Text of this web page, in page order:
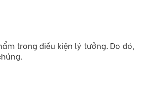
trong điều kiện lý tưởng. Do đó,